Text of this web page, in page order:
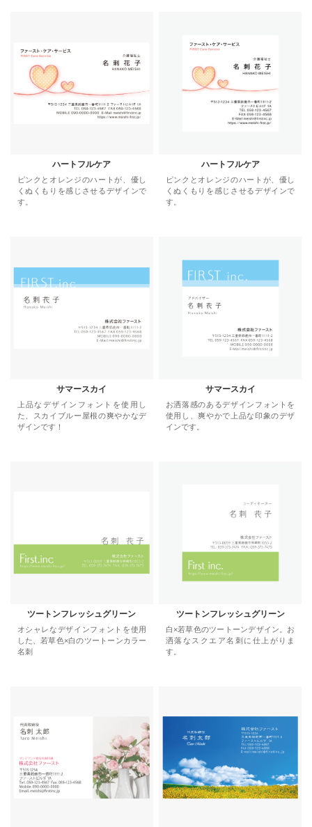
ハートフルケア
ピンクとオレンジのハートが、優し
くぬくもりを感じさせるデザインで
す。
ハートフルケア
ピンクとオレンジのハートが、優し
くぬくもりを感じさせるデザインで
す。
サマースカイ
上品なデザインフォントを使用し
た、スカイブルー屋根の爽やかなデ
ザインです！
サマースカイ
お洒落感のあるデザインフォントを
使用し、爽やかで上品な印象のデザ
インです。
ツートンフレッシュグリーン
オシャレなデザインフォントを使用
した、若草色×白のツートーンカラー
名刺
ツートンフレッシュグリーン
白×若草色のツートーンデザイン。お
洒落なスクエア名刺に仕上がりま
す。